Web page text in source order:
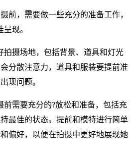
前，需要做一些充分的准备工作，
现。
拍摄场地，包括背景、道具和灯光
分散注意力，道具和服装要提前准
现问题。
前需要充分的?放松和准备，包括充
最佳的状态。提前和模特进行简单
偏好，以便在拍摄中更好地展现她